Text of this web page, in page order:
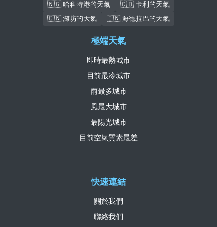
🇳🇬 哈科特港的天氣
🇨🇴 卡利的天氣
🇨🇳 濰坊的天氣
🇮🇳 海德拉巴的天氣
快速連結
關於我們
聯絡我們
極端天氣
即時最熱城市
目前最冷城市
雨最多城市
風最大城市
最陽光城市
目前空氣質素最差